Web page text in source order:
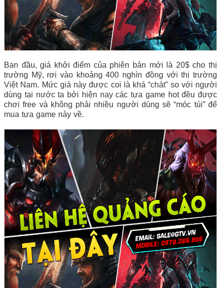
Ban đầu, giá khởi điểm của phiên bản mới là 20$ cho thị
trường Mỹ, rơi vào khoảng 400 nghìn đồng với thị trường
Việt Nam. Mức giá này được coi là khá “chát” so với người
dùng tại nước ta bởi hiện nay các tựa game hot đều được
chơi free và không phải nhiều người dùng sẽ “móc túi” để
mua tựa game này về.